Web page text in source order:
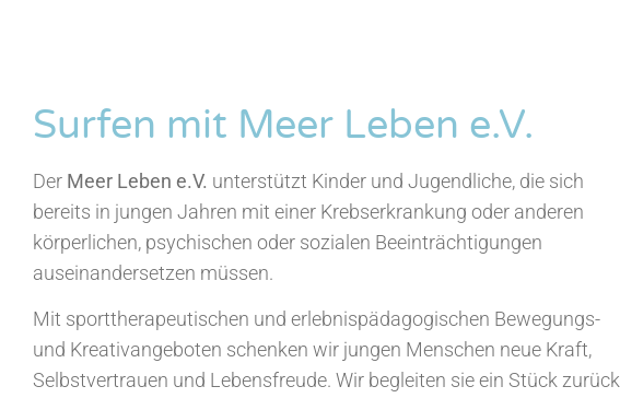
Surfen mit Meer Leben e.V.
Der Meer Leben e.V. unterstützt Kinder und Jugendliche, die sich
bereits in jungen Jahren mit einer Krebserkrankung oder anderen
körperlichen, psychischen oder sozialen Beeinträchtigungen
auseinandersetzen müssen.
Mit sporttherapeutischen und erlebnispädagogischen Bewegungs-
und Kreativangeboten schenken wir jungen Menschen neue Kraft,
Selbstvertrauen und Lebensfreude. Wir begleiten sie ein Stück zurück